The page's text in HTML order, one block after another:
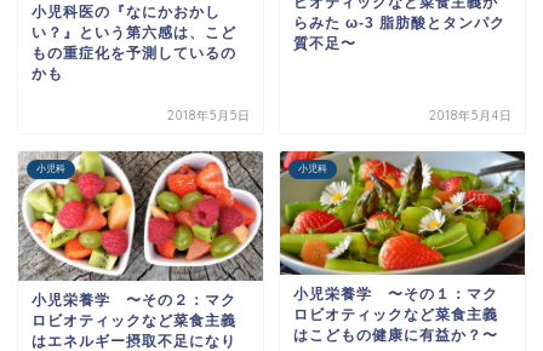
小児科医の『なにかおかし
い？』という第六感は、こど
もの重症化を予測しているの
かも
2018年5月5日
らみた ω-3 脂肪酸とタンパク
質不足〜
2018年5月4日
小児科
小児栄養学 〜その２：マク
ロビオティックなど菜食主義
はエネルギー摂取不足になり
小児科
小児栄養学 〜その１：マク
ロビオティックなど菜食主義
はこどもの健康に有益か？〜